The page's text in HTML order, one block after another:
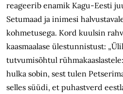
reageerib enamik Kagu-Eesti
Setumaad ja inimesi
kohmetusega. Kord kuulsin
kaasmaalase ülestunnistust:
tutvumisõhtul
hulka sobin, sest tulen
selles süüdi, et puhastverd